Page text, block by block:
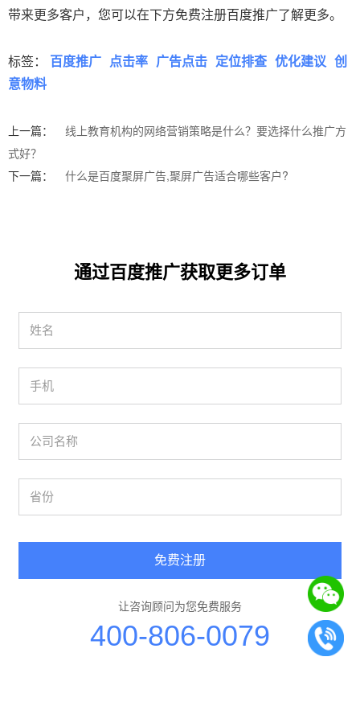
带来更多客户，您可以在下方免费注册百度推广了解更多。
标签： 百度推广 点击率 广告点击 定位排查 优化建议 创
意物料
上一篇：
线上教育机构的网络营销策略是什么？要选择什么推广方
式好？
下一篇：
什么是百度聚屏广告,聚屏广告适合哪些客户?
通过百度推广获取更多订单
免费注册
让咨询顾问为您免费服务
400-806-0079